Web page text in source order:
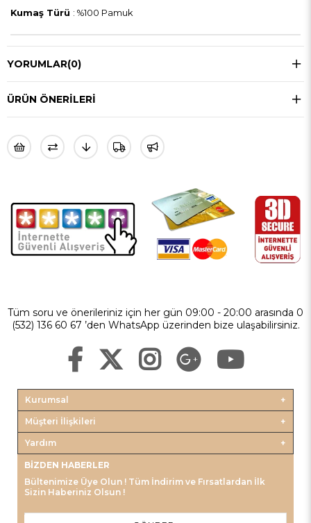
Kumaş Türü : %100 Pamuk
YORUMLAR(0)
ÜRÜN ÖNERILERI
Tüm soru ve önerileriniz için her gün 09:00 - 20:00 arasında 0
(532) 136 60 67 ’den WhatsApp üzerinden bize ulaşabilirsiniz.
Kurumsal
Müşteri İlişkileri
Yardım
BIZDEN HABERLER
Bültenimize Üye Olun ! Tüm İndirim ve Fırsatlardan İlk
Sizin Haberiniz Olsun !